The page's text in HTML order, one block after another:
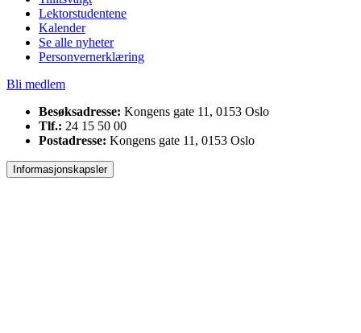
Lektorstudentene
Kalender
Se alle nyheter
Personvernerklæring
Bli medlem
Besøksadresse: Kongens gate 11, 0153 Oslo
Tlf.: 24 15 50 00
Postadresse: Kongens gate 11, 0153 Oslo
Informasjonskapsler